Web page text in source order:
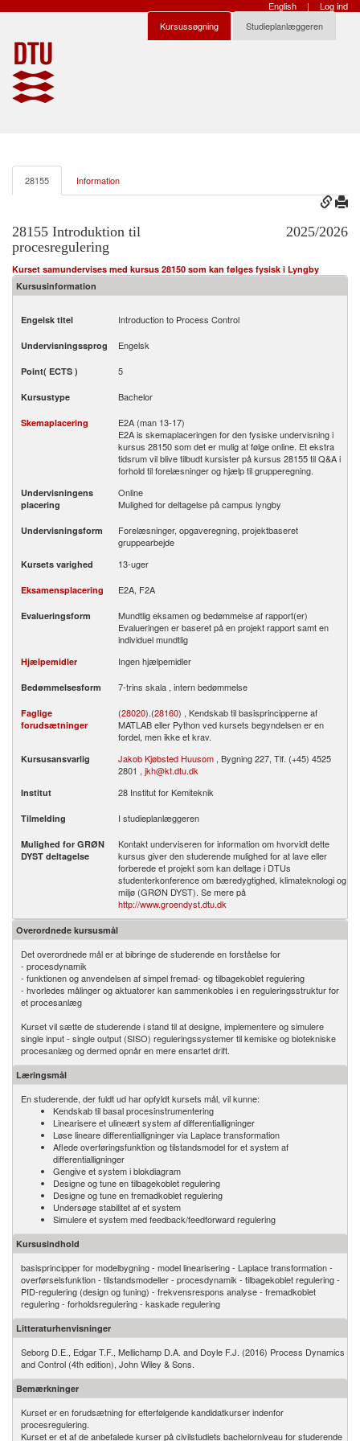
English |
Log ind
Kursussøgning
Studieplanlæggeren
28155 Information
28155 Introduktion til
procesregulering
2025/2026
Kurset samundervises med kursus 28150 som kan følges fysisk i Lyngby
Kursusinformation
Engelsk titel Introduction to Process Control
Undervisningssprog Engelsk
Point( ECTS ) 5
Kursustype Bachelor
Skemaplacering
E2A (man 13-17)
E2A is skemaplaceringen for den fysiske undervisning i
kursus 28150 som det er mulig at følge online. Et ekstra
tidsrum vil blive tilbudt kursister på kursus 28155 til Q&A i
forhold til forelæsninger og hjælp til grupperegning.
Undervisningens
placering
Online
Mulighed for deltagelse på campus lyngby
Undervisningsform
Forelæsninger, opgaveregning, projektbaseret
gruppearbejde
Kursets varighed 13-uger
Eksamensplacering E2A, F2A
Evalueringsform
Mundtlig eksamen og bedømmelse af rapport(er)
Evalueringen er baseret på en projekt rapport samt en
individuel mundtlig
Hjælpemidler Ingen hjælpemidler
Bedømmelsesform 7-trins skala , intern bedømmelse
Faglige
forudsætninger
(28020).(28160) , Kendskab til basisprincipperne af
MATLAB eller Python ved kursets begyndelsen er en
fordel, men ikke et krav.
Kursusansvarlig Jakob Kjøbsted Huusom , Bygning 227, Tlf. (+45) 4525
2801 , jkh@kt.dtu.dk
Institut 28 Institut for Kemiteknik
Tilmelding I studieplanlæggeren
Mulighed for GRØN
DYST deltagelse
Kontakt underviseren for information om hvorvidt dette
kursus giver den studerende mulighed for at lave eller
forberede et projekt som kan deltage i DTUs
studenterkonference om bæredygtighed, klimateknologi og
miljø (GRØN DYST). Se mere på
http://www.groendyst.dtu.dk
Overordnede kursusmål
Det overordnede mål er at bibringe de studerende en forståelse for
- procesdynamik
- funktionen og anvendelsen af simpel fremad- og tilbagekoblet regulering
- hvorledes målinger og aktuatorer kan sammenkobles i en reguleringsstruktur for
et procesanlæg
Kurset vil sætte de studerende i stand til at designe, implementere og simulere
single input - single output (SISO) reguleringssystemer til kemiske og biotekniske
procesanlæg og dermed opnår en mere ensartet drift.
Læringsmål
En studerende, der fuldt ud har opfyldt kursets mål, vil kunne:
Kendskab til basal procesinstrumentering
Linearisere et ulineært system af differentialligninger
Løse lineare differentialligninger via Laplace transformation
Aflede overføringsfunktion og tilstandsmodel for et system af
differentialligninger
Gengive et system i blokdiagram
Designe og tune en tilbagekoblet regulering
Designe og tune en fremadkoblet regulering
Undersøge stabilitet af et system
Simulere et system med feedback/feedforward regulering
Kursusindhold
basisprincipper for modelbygning - model linearisering - Laplace transformation -
overførselsfunktion - tilstandsmodeller - procesdynamik - tilbagekoblet regulering -
PID-regulering (design og tuning) - frekvensrespons analyse - fremadkoblet
regulering - forholdsregulering - kaskade regulering
Litteraturhenvisninger
Seborg D.E., Edgar T.F., Mellichamp D.A. and Doyle F.J. (2016) Process Dynamics
and Control (4th edition), John Wiley & Sons.
Bemærkninger
Kurset er en forudsætning for efterfølgende kandidatkurser indenfor
procesregulering.
Kurset er et af de anbefalede kurser på civilstudiets bachelorniveau for studerende